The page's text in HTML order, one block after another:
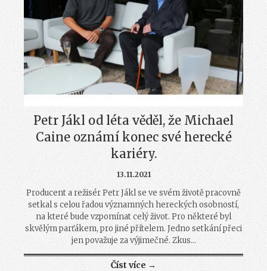
Petr Jákl od léta věděl, že Michael
Caine oznámí konec své herecké
kariéry.
13.11.2021
Producent a režisér Petr Jákl se ve svém životě pracovně
setkal s celou řadou významných hereckých osobností,
na které bude vzpomínat celý život. Pro některé byl
skvělým parťákem, pro jiné přítelem. Jedno setkání přeci
jen považuje za výjimečné. Zkus...
Číst více →